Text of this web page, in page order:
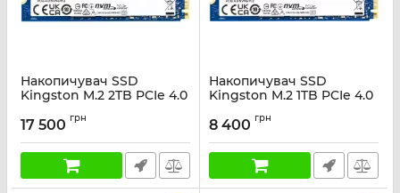
Накопичувач SSD
Kingston M.2 2TB PCIe 4.0
Артикул: SNV3S/2000G
17 500 грн
Накопичувач SSD
Kingston M.2 1TB PCIe 4.0
Артикул: SNV3S/1000G
8 400 грн